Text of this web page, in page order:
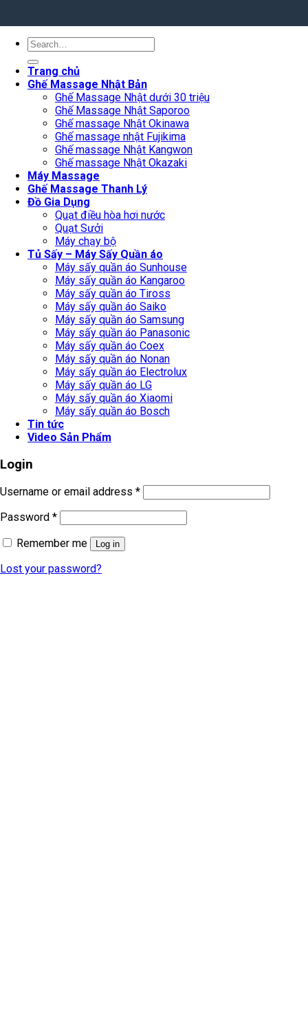
Search
Trang chủ
Ghế Massage Nhật Bản
Ghế Massage Nhật dưới 30 triệu
Ghế Massage Nhật Saporoo
Ghế massage Nhật Okinawa
Ghế massage nhật Fujikima
Ghế massage Nhật Kangwon
Ghế massage Nhật Okazaki
Máy Massage
Ghế Massage Thanh Lý
Đồ Gia Dụng
Quạt điều hòa hơi nước
Quạt Sưởi
Máy chạy bộ
Tủ Sấy – Máy Sấy Quần áo
Máy sấy quần áo Sunhouse
Máy sấy quần áo Kangaroo
Máy sấy quần áo Tiross
Máy sấy quần áo Saiko
Máy sấy quần áo Samsung
Máy sấy quần áo Panasonic
Máy sấy quần áo Coex
Máy sấy quần áo Nonan
Máy sấy quần áo Electrolux
Máy sấy quần áo LG
Máy sấy quần áo Xiaomi
Máy sấy quần áo Bosch
Tin tức
Video Sản Phẩm
Login
Username or email address *
Password *
Remember me
Log in
Lost your password?